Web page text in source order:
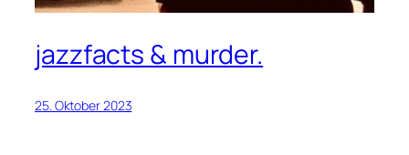
jazzfacts & murder.
25. Oktober 2023